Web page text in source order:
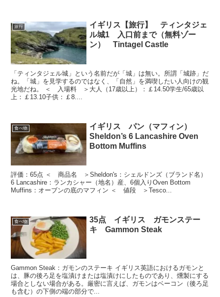
旅行
イギリス【旅行】 ティンタジェ
ル城1 入口前まで（無料ゾー
ン） Tintagel Castle
「ティンタジェル城」という名前だが「城」は無い。所謂「城跡」だ
ね。「城」を見学するのではなく、「自然」を満喫したい人向けの観
光地だね。 ＜ 入場料 ＞大人（17歳以上）：￡14.50学生/65歳以
上：￡13.10子供：￡8....
食べ物
イギリス パン（マフィン）
Sheldon’s 6 Lancashire Oven
Bottom Muffins
評価：65点 ＜ 商品名 ＞Sheldon's：シェルドンズ（ブランド名）
6 Lancashire：ランカシャー（地名）産、6個入りOven Bottom
Muffins：オーブンの底のマフィン ＜ 値段 ＞Tesco...
食べ物
35点 イギリス ガモンステー
キ Gammon Steak
Gammon Steak：ガモンのステーキ イギリス英語におけるガモンと
は、豚の後ろ足を塩漬けまたは塩漬けにしたものであり、燻製にする
場合としない場合がある。厳密に言えば、ガモンはベーコン（後ろ足
も含む）の下側の端の部分で...